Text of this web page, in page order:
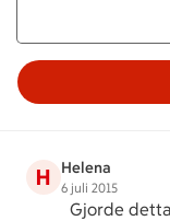
H Helena
6 juli 2015
Gjorde